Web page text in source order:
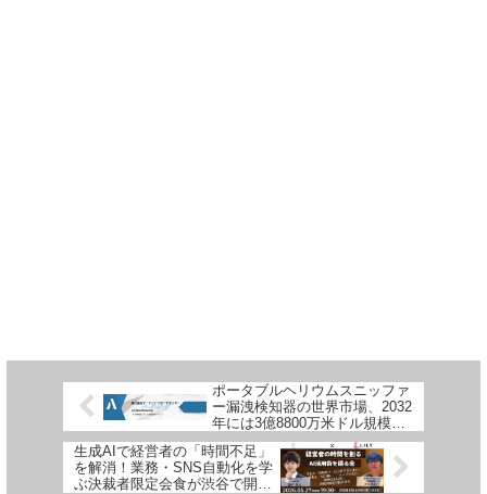
ポータブルヘリウムスニッファ
ー漏洩検知器の世界市場、2032
年には3億8800万米ドル規模に
成長予測
生成AIで経営者の「時間不足」
を解消！業務・SNS自動化を学
ぶ決裁者限定会食が渋谷で開催